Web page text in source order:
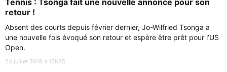
Tennis : Tsonga fait une nouvelle annonce pour son
retour !
Absent des courts depuis février dernier, Jo-Wilfried Tsonga a
une nouvelle fois évoqué son retour et espère être prêt pour l’US
Open.
24 juillet 2018 à 13h35